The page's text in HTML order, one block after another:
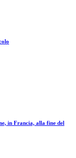
in Francia, alla fine del